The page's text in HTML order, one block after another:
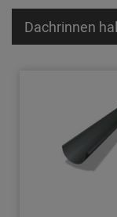
Dachrinnen